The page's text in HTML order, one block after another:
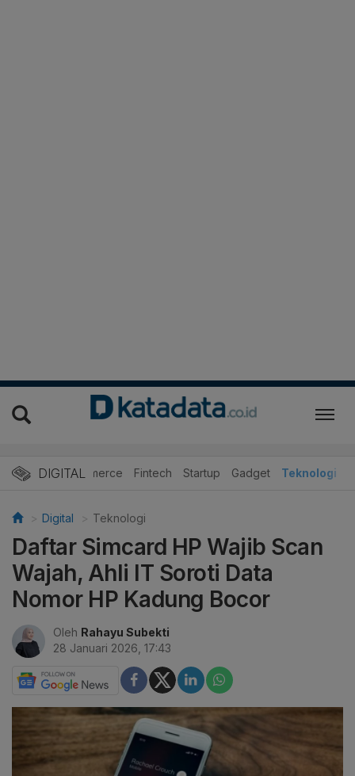
DIGITAL
E-Commerce Fintech Startup Gadget Teknologi
Digital Teknologi
Daftar Simcard HP Wajib Scan
Wajah, Ahli IT Soroti Data
Nomor HP Kadung Bocor
Oleh Rahayu Subekti
28 Januari 2026, 17:43